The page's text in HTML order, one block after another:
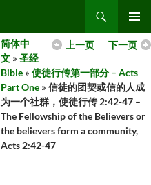
MENU
下一页
上一页
简体中
文 » 圣经
Bible » 使徒行传第一部分 – Acts
Part One » 信徒的团契或信的人成
为一个社群，使徒行传 2:42-47 –
The Fellowship of the Believers or
the believers form a community,
Acts 2:42-47